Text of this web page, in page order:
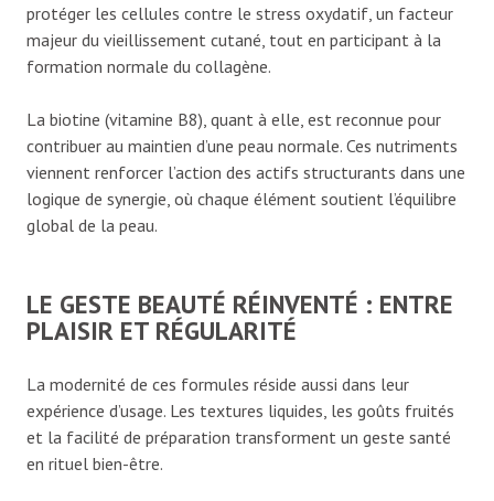
protéger les cellules contre le stress oxydatif, un facteur
majeur du vieillissement cutané, tout en participant à la
formation normale du collagène.
La biotine (vitamine B8), quant à elle, est reconnue pour
contribuer au maintien d’une peau normale. Ces nutriments
viennent renforcer l’action des actifs structurants dans une
logique de synergie, où chaque élément soutient l’équilibre
global de la peau.
LE GESTE BEAUTÉ RÉINVENTÉ : ENTRE
PLAISIR ET RÉGULARITÉ
La modernité de ces formules réside aussi dans leur
expérience d’usage. Les textures liquides, les goûts fruités
et la facilité de préparation transforment un geste santé
en rituel bien-être.